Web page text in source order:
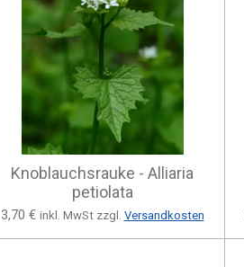
Knoblauchsrauke - Alliaria
petiolata
3,70 € inkl. MwSt zzgl. Versandkosten